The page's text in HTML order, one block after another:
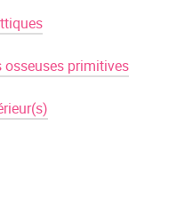
osseuses primitives